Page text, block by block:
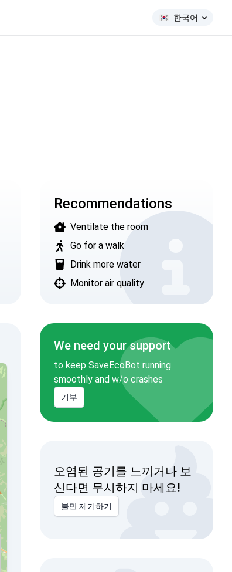
한국어
Recommendations
Ventilate the room
Go for a walk
Drink more water
Monitor air quality
We need your support
to keep SaveEcoBot running
smoothly and w/o crashes
기부
오염된 공기를 느끼거나 보
신다면 무시하지 마세요!
불만 제기하기